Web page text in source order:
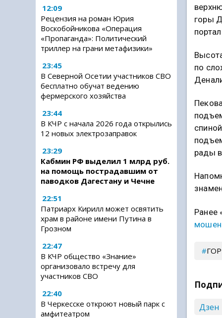
12:09
Рецензия на роман Юрия
Воскобойникова «Операция
«Пропаганда»: Политический
триллер на грани метафизики»
23:45
В Северной Осетии участников СВО
бесплатно обучат ведению
фермерского хозяйства
23:44
В КЧР с начала 2026 года открылись
12 новых электрозаправок
23:29
Кабмин РФ выделил 1 млрд руб.
на помощь пострадавшим от
паводков Дагестану и Чечне
22:51
Патриарх Кирилл может освятить
храм в районе имени Путина в
Грозном
22:47
В КЧР общество «Знание»
организовало встречу для
участников СВО
22:40
В Черкесске откроют новый парк с
амфитеатром
горы
по
рады
Ранее
Дзен